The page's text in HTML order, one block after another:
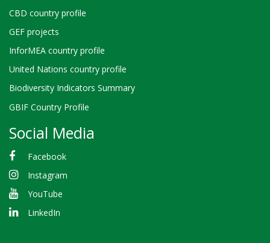
CBD country profile
GEF projects
InforMEA country profile
United Nations country profile
Biodiversity Indicators Summary
GBIF Country Profile
Social Media
Facebook
Instagram
YouTube
LinkedIn